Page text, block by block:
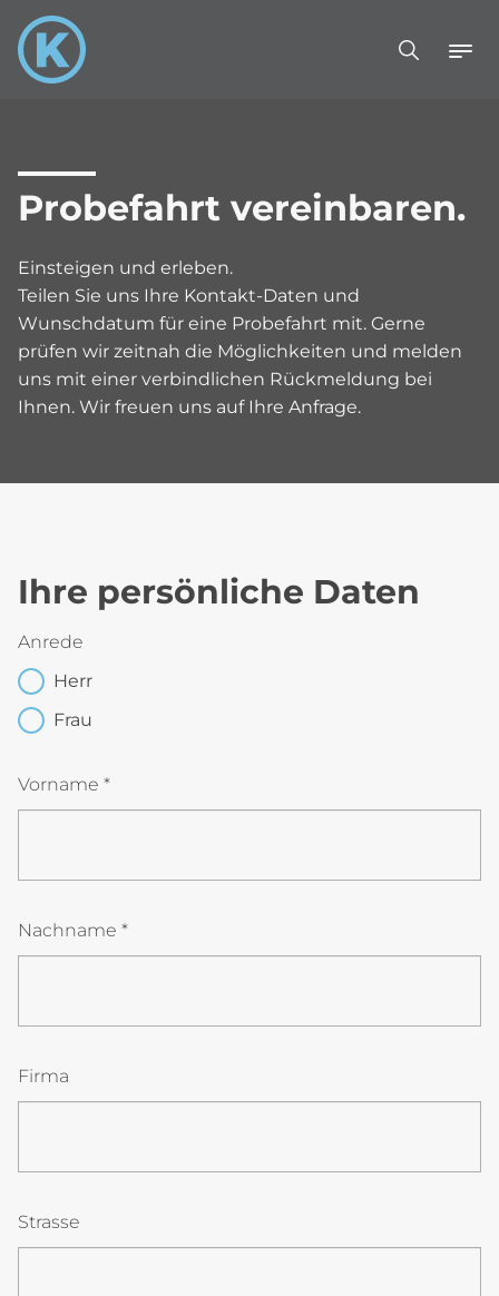
Probefahrt vereinbaren.
Einsteigen und erleben.
Teilen Sie uns Ihre Kontakt-Daten und
Wunschdatum für eine Probefahrt mit. Gerne
prüfen wir zeitnah die Möglichkeiten und melden
uns mit einer verbindlichen Rückmeldung bei
Ihnen. Wir freuen uns auf Ihre Anfrage.
Ihre persönliche Daten
Anrede
Herr
Frau
Vorname *
Nachname *
Firma
Strasse